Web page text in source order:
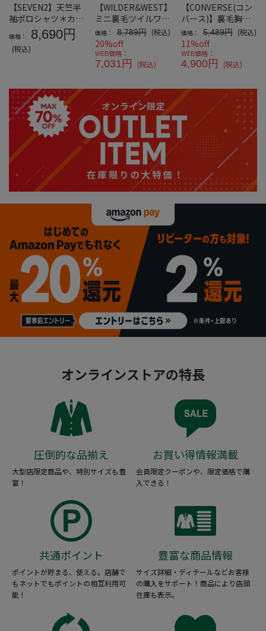
【SEVEN2】天竺半
袖ポロシャツ＊カタ
ログ商品
価格： 8,690円
(税込)
【WILDER&WEST】
ミニ裏毛ツイルワッ
ペンスウェットパー
カー
価格： 8,789円 (税込)
20%off
WEB価格：
7,031円 (税込)
【CONVERSE(コン
バース)】裏毛胸刺
繍フルジップパーカ
ー
価格： 5,489円 (税込)
11%off
WEB価格：
4,900円 (税込)
オンラインストアの特長
圧倒的な品揃え
大型店限定商品や、特別サイズも豊
富！
お買い得情報満載
会員限定クーポンや、限定価格で購
入できる！
共通ポイント
ポイントが貯まる、使える。店舗で
もネットでもポイントの相互利用可
能！
豊富な商品情報
サイズ詳細・ディテールなどお客様
の購入をサポート！商品により店頭
在庫も表示。